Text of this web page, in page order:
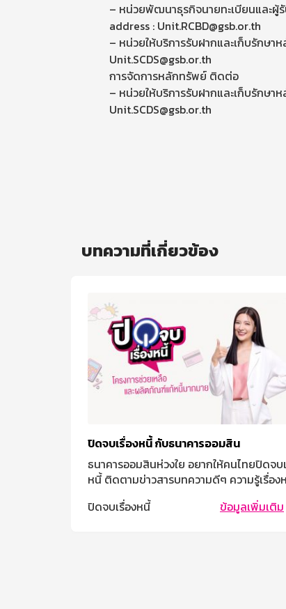
– หน่วยพัฒนาธุรกิจนายทะเบียนและ
address : Unit.RCBD@gsb.or.th
– หน่วยให้บริการรับฝากและเก็บรักษ
Unit.SCDS@gsb.or.th
การจัดการหลักทรัพย์ ติดต่อ
– หน่วยให้บริการรับฝากและเก็บรักษ
Unit.SCDS@gsb.or.th
บทความที่เกี่ยวข้อง
ปิดจบเรื่องหนี้ กับธนาคารออมสิน
ธนาคารออมสินห่วงใย อยากให้คนไทยปิดจบ
หนี้ ติดตามข่าวสารบทความดีๆ ความรู้เรื่อง
ปิดจบเรื่องหนี้
ข้อมูลเพิ่มเติม